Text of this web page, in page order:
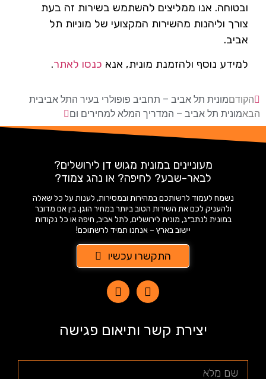
ובטוחה. אנו ממליצים להשתמש בשירות זה בעת
צורך וליהנות מהשירות המקצועי של מוניות תל
אביב.
למידע נוסף ולהזמנת מונית, אנא כנסו לאתר.
הקודםמונית תל אביב – תחביב פופולרי בעיר התל אביבית
הבאמונית תל אביב – המדריך המלא למחירים ום
מעוניינים במונית מגוש דן לירושלים?
לבאר-שבע? לחיפה? או נהג צמוד?
נשמח לעמוד לרשותכם במהירות ובמסירות, לענות על כל שאלה
ולהעניק לכם את השירות הטוב ביותר במחיר הוגן. בין אם מדובר
במונית לנתב״ג, מונית לירושלים, לתל אביב, חיפה או כל נקודות
יישוב בארץ – אנחנו תמיד לרשתוכם!
התקשרו עכשיו
יצירת קשר ותיאום פגישה